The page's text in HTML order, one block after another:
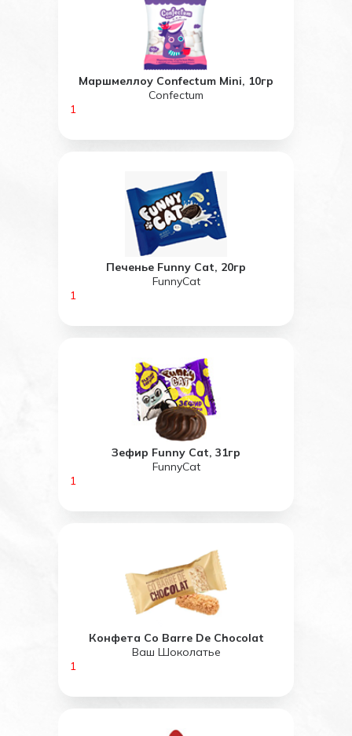
Маршмеллоу Confectum Mini, 10гр
Confectum
1
Печенье Funny Cat, 20гр
FunnyCat
1
Зефир Funny Cat, 31гр
FunnyCat
1
Конфета Co Barre De Chocolat
Ваш Шоколатье
1